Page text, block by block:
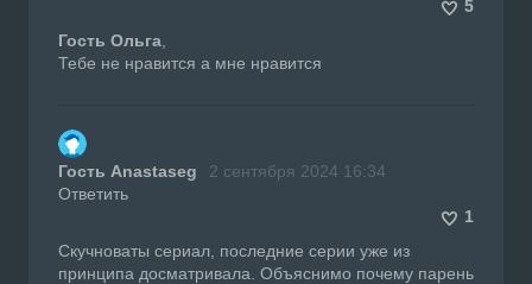
5
Гость Ольга
Тебе не нравится а мне нравится
Гость Anastaseg
2 сентября 2024 16:34
Ответить
1
Скучноваты сериал, последние серии уже из
принципа досматривала. Объяснимо почему парень